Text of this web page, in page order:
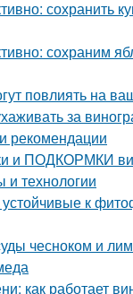
сохранить
сохраним
повлиять на
за
рекомендации
и ПОДКОРМКИ
технологии
к
чесноком и
как работает